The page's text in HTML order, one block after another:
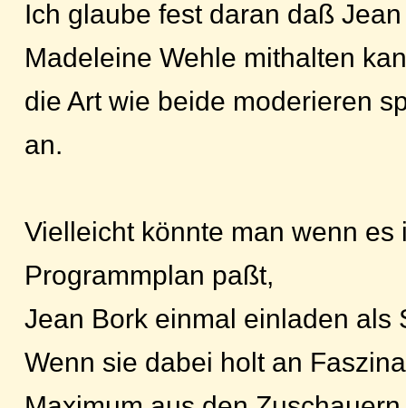
Ich glaube fest daran daß
Madeleine Wehle mithalten
die Art wie beide moderieren
an.
Vielleicht könnte man wenn es
Programmplan paßt,
Jean Bork einmal einladen als
Wenn sie dabei holt an